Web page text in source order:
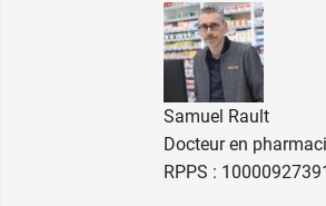
l'acidité favorise la
certains champignons ;
d'éviter d'appliquer cette
de demander un avis médical
l'application de la crème
Samuel Rault
Docteur en
RPPS :